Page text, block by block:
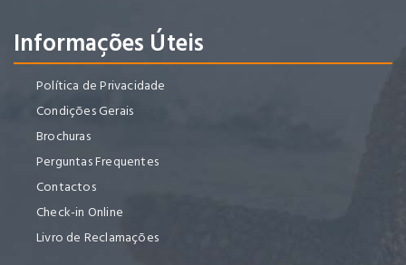
Informações Úteis
Política de Privacidade
Condições Gerais
Brochuras
Perguntas Frequentes
Contactos
Check-in Online
Livro de Reclamações